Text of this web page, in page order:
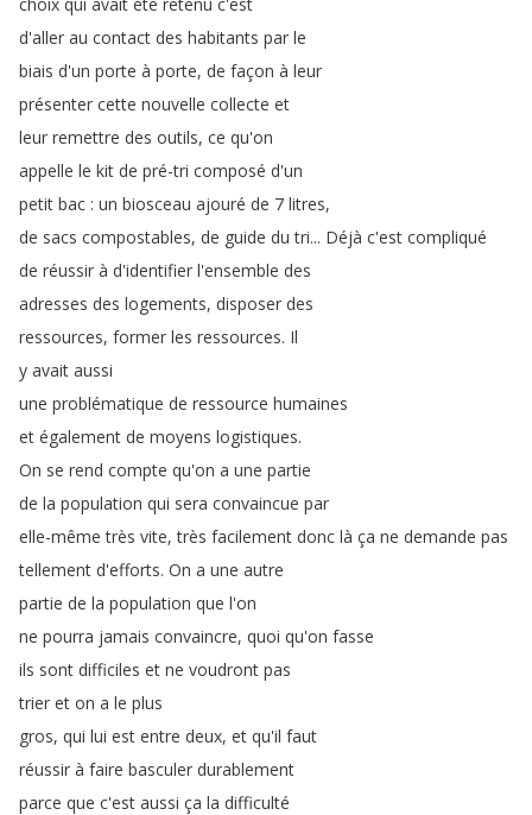
d'aller au contact des habitants par le
biais d'un porte à porte, de façon à leur
présenter cette nouvelle collecte et
leur remettre des outils, ce qu'on
appelle le kit de pré-tri composé d'un
petit bac : un biosceau ajouré de 7 litres,
de sacs compostables, de guide du tri... Déjà c'est compliqué
de réussir à d'identifier l'ensemble des
adresses des logements, disposer des
ressources, former les ressources. Il
y avait aussi
une problématique de ressource humaines
et également de moyens logistiques.
On se rend compte qu'on a une partie
de la population qui sera convaincue par
elle-même très vite,très facilement donc là ça ne demande pas
tellement d'efforts. On a une autre
partie de la population que l'on
ne pourra jamais convaincre, quoi qu'on fasse
ils sont difficiles et ne voudront pas
trier et on a le plus
gros, qui lui est entre deux, et qu'il faut
réussir à faire basculer durablement
parce que c'est aussi ça la difficulté